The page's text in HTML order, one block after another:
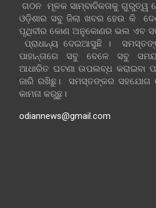
ଗଠନ ମୂଳକ ସାମ୍ବାଦିକତାକୁ ଗୁରୁତ୍ୱ
ଓଡ଼ିଶାର ସବୁ ଜିଲା ଖବର ହେଉ କି
ପୃଥିବୀର କୋଣ ଅନୁକୋଣର ଭଲ ଏବ
ପ୍ରାଧାନ୍ୟ ଦେଇଆସୁଛି ।
ପାହାନ୍ତାରେ ସବୁ ବେଳେ ସବୁ
ଆଧାରିତ ଘଟଣା ଉପଲବ୍ଧ କରାଇବା
ଜାରି ରଖିଛୁ। ସମସ୍ତଙ୍କର ସହଯୋଗ
କାମନା କରୁଛୁ।
odiannews@gmail.com